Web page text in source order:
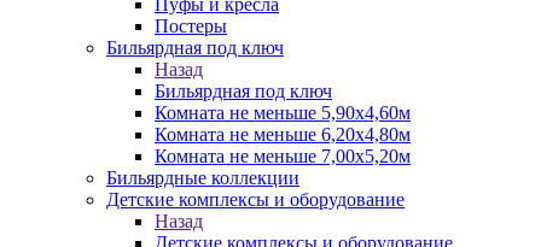
Пуфы и кресла
Постеры
Бильярдная под ключ
Назад
Бильярдная под ключ
Комната не меньше 5,90х4,60м
Комната не меньше 6,20х4,80м
Комната не меньше 7,00х5,20м
Бильярдные коллекции
Детские комплексы и оборудование
Назад
Детские комплексы и оборудование